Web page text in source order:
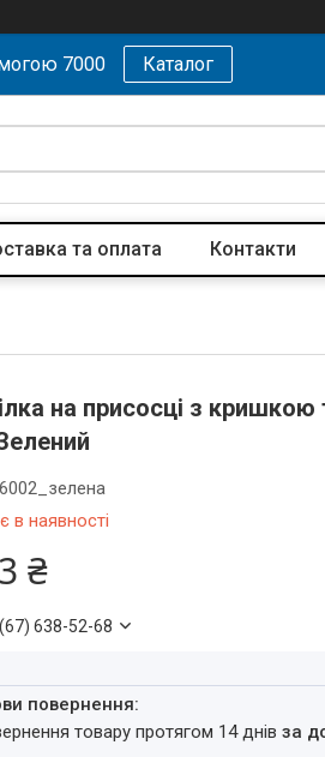
7000 Каталог
та оплата Контакти
на присосці з
в наявності
6002_зелена
₴
638-52-68
товару протягом 14 днівза